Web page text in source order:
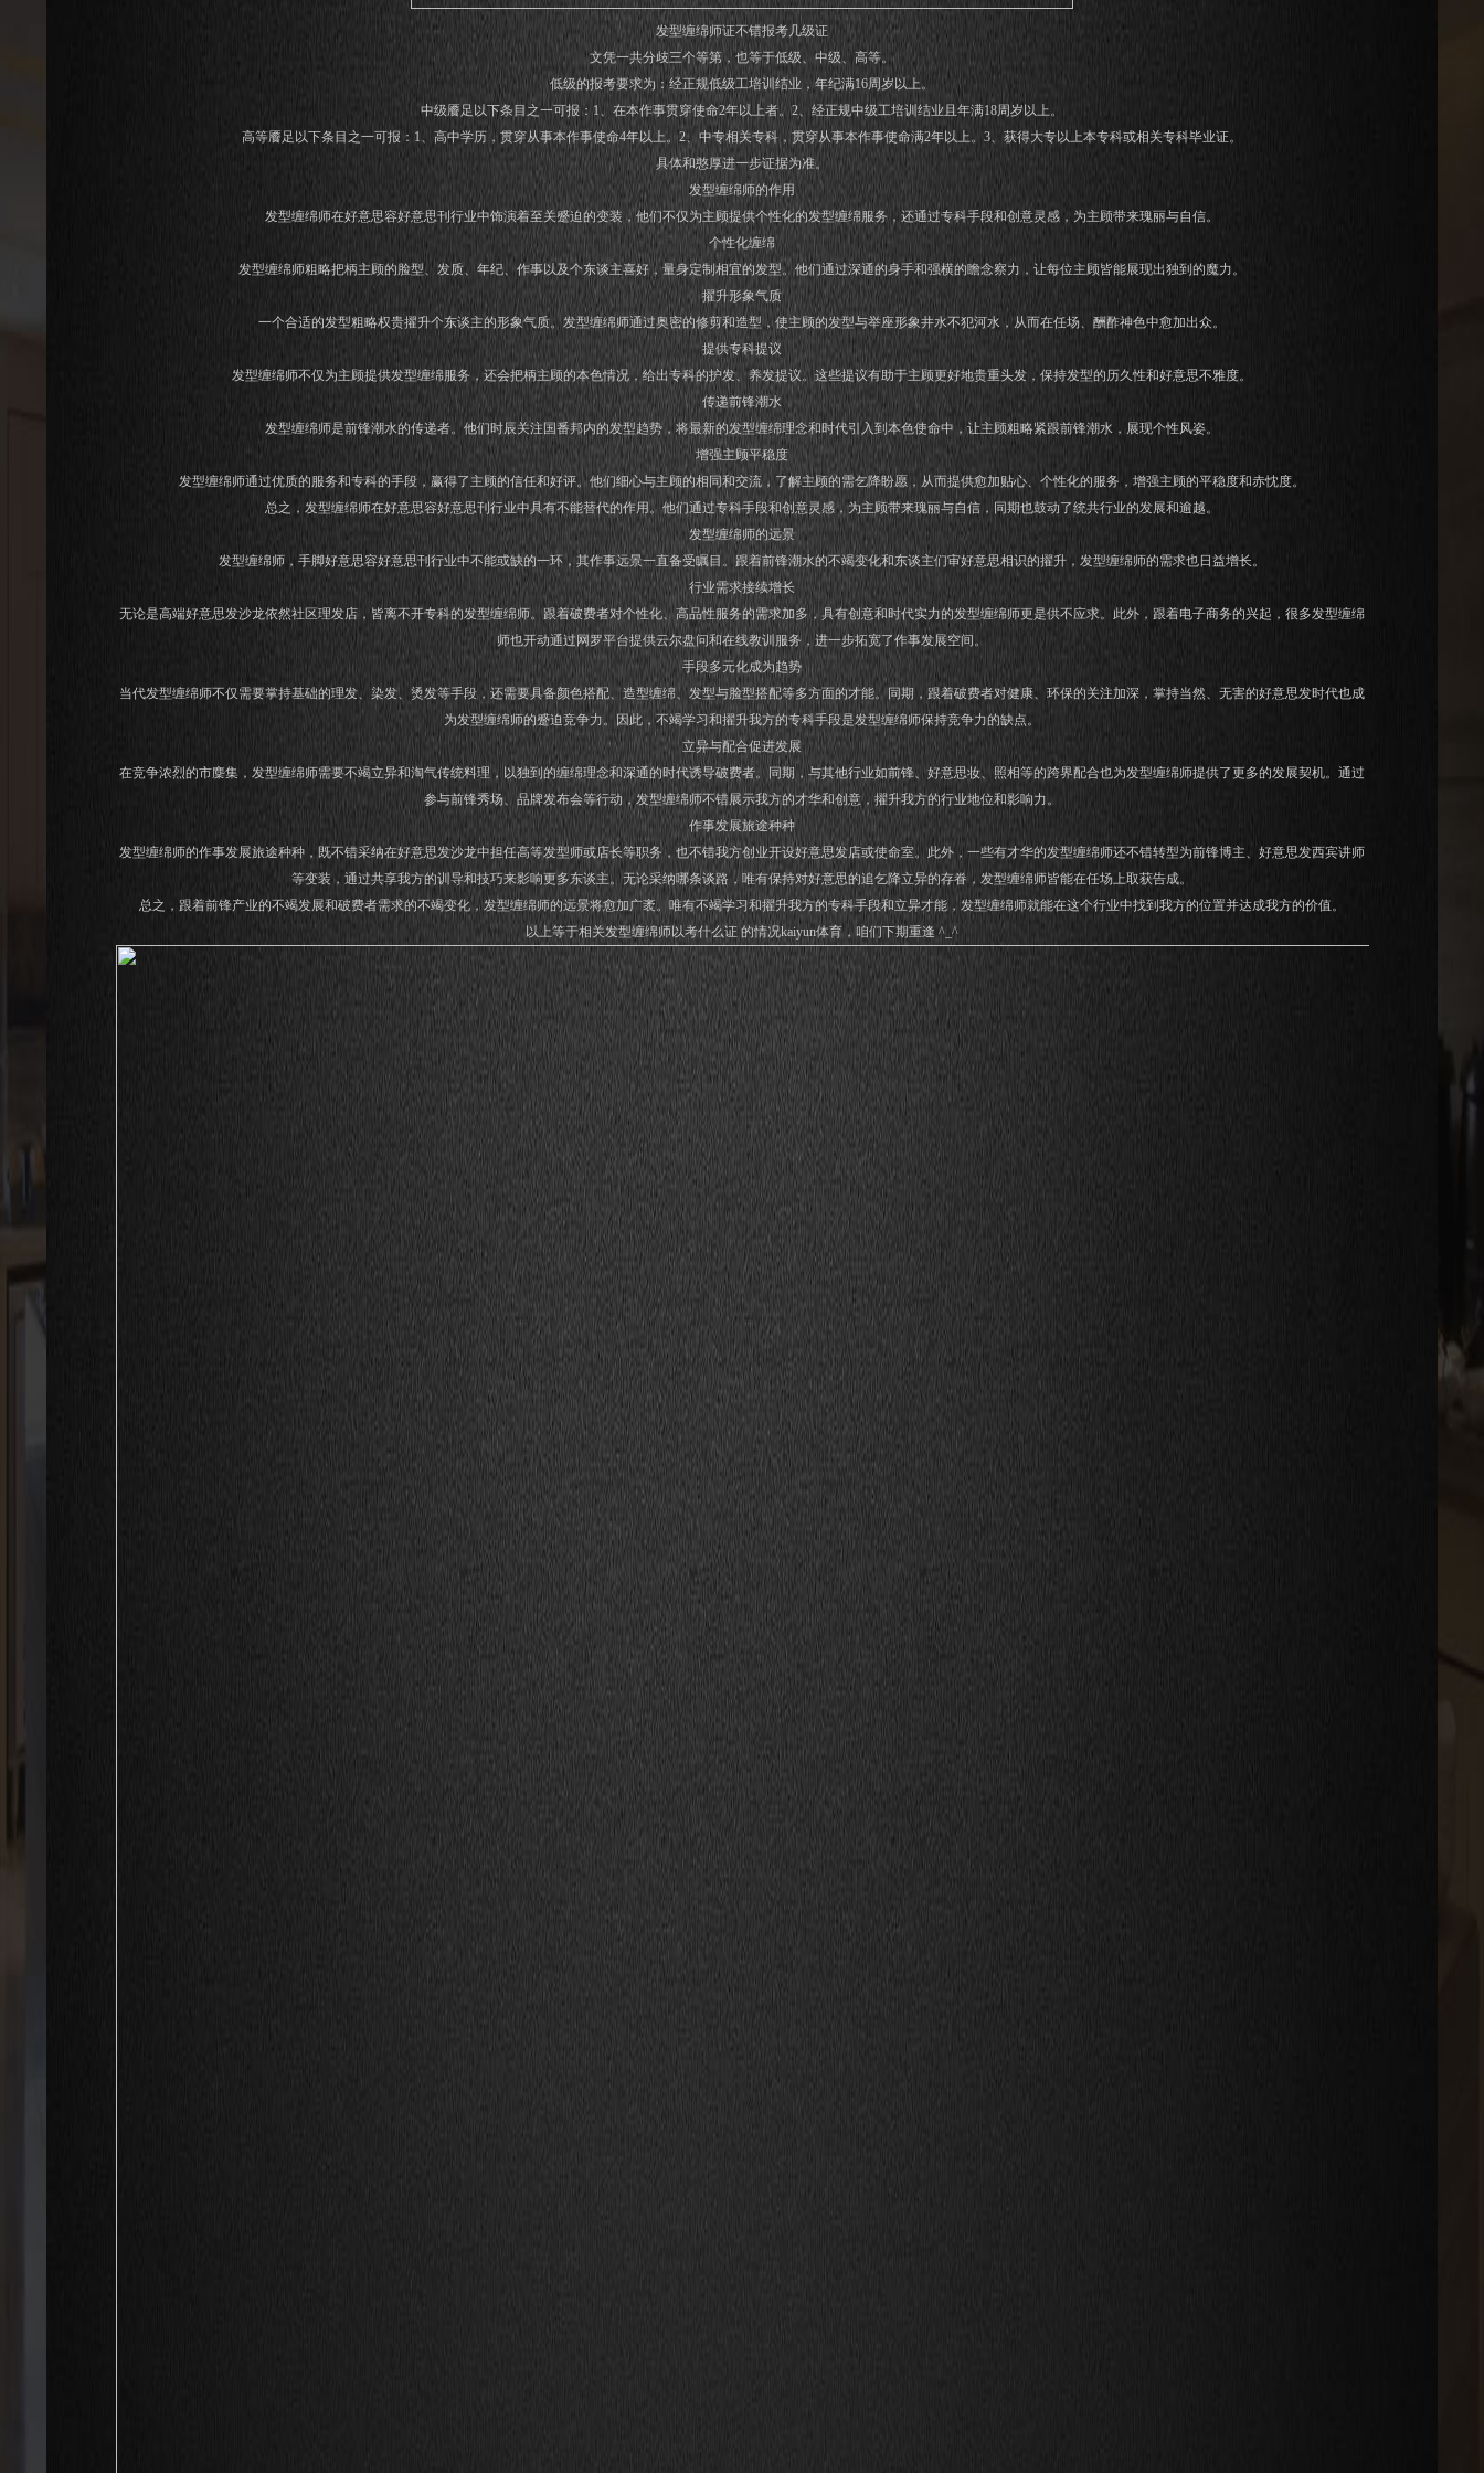
发型缠绵师证不错报考几级证
文凭一共分歧三个等第，也等于低级、中级、高等。
低级的报考要求为：经正规低级工培训结业，年纪满16周岁以上。
中级餍足以下条目之一可报：1、在本作事贯穿使命2年以上者。2、经正规中级工培训结业且年满18周岁以上。
高等餍足以下条目之一可报：1、高中学历，贯穿从事本作事使命4年以上。2、中专相关专科，贯穿从事本作事使命满2年以上。3、获得大专以上本专科或相关专科毕业证。
具体和憨厚进一步证据为准。
发型缠绵师的作用
发型缠绵师在好意思容好意思刊行业中饰演着至关蹙迫的变装，他们不仅为主顾提供个性化的发型缠绵服务，还通过专科手段和创意灵感，为主顾带来瑰丽与自信。
个性化缠绵
发型缠绵师粗略把柄主顾的脸型、发质、年纪、作事以及个东谈主喜好，量身定制相宜的发型。他们通过深通的身手和强横的瞻念察力，让每位主顾皆能展现出独到的魔力。
擢升形象气质
一个合适的发型粗略权贵擢升个东谈主的形象气质。发型缠绵师通过奥密的修剪和造型，使主顾的发型与举座形象井水不犯河水，从而在任场、酬酢神色中愈加出众。
提供专科提议
发型缠绵师不仅为主顾提供发型缠绵服务，还会把柄主顾的本色情况，给出专科的护发、养发提议。这些提议有助于主顾更好地贵重头发，保持发型的历久性和好意思不雅度。
传递前锋潮水
发型缠绵师是前锋潮水的传递者。他们时辰关注国番邦内的发型趋势，将最新的发型缠绵理念和时代引入到本色使命中，让主顾粗略紧跟前锋潮水，展现个性风姿。
增强主顾平稳度
发型缠绵师通过优质的服务和专科的手段，赢得了主顾的信任和好评。他们细心与主顾的相同和交流，了解主顾的需乞降盼愿，从而提供愈加贴心、个性化的服务，增强主顾的平稳度和赤忱度。
总之，发型缠绵师在好意思容好意思刊行业中具有不能替代的作用。他们通过专科手段和创意灵感，为主顾带来瑰丽与自信，同期也鼓动了统共行业的发展和逾越。
发型缠绵师的远景
发型缠绵师，手脚好意思容好意思刊行业中不能或缺的一环，其作事远景一直备受瞩目。跟着前锋潮水的不竭变化和东谈主们审好意思相识的擢升，发型缠绵师的需求也日益增长。
行业需求接续增长
无论是高端好意思发沙龙依然社区理发店，皆离不开专科的发型缠绵师。跟着破费者对个性化、高品性服务的需求加多，具有创意和时代实力的发型缠绵师更是供不应求。此外，跟着电子商务的兴起，很多发型缠绵
师也开动通过网罗平台提供云尔盘问和在线教训服务，进一步拓宽了作事发展空间。
手段多元化成为趋势
当代发型缠绵师不仅需要掌持基础的理发、染发、烫发等手段，还需要具备颜色搭配、造型缠绵、发型与脸型搭配等多方面的才能。同期，跟着破费者对健康、环保的关注加深，掌持当然、无害的好意思发时代也成
为发型缠绵师的蹙迫竞争力。因此，不竭学习和擢升我方的专科手段是发型缠绵师保持竞争力的缺点。
立异与配合促进发展
在竞争浓烈的市麇集，发型缠绵师需要不竭立异和淘气传统料理，以独到的缠绵理念和深通的时代诱导破费者。同期，与其他行业如前锋、好意思妆、照相等的跨界配合也为发型缠绵师提供了更多的发展契机。通过
参与前锋秀场、品牌发布会等行动，发型缠绵师不错展示我方的才华和创意，擢升我方的行业地位和影响力。
作事发展旅途种种
发型缠绵师的作事发展旅途种种，既不错采纳在好意思发沙龙中担任高等发型师或店长等职务，也不错我方创业开设好意思发店或使命室。此外，一些有才华的发型缠绵师还不错转型为前锋博主、好意思发西宾讲师
等变装，通过共享我方的训导和技巧来影响更多东谈主。无论采纳哪条谈路，唯有保持对好意思的追乞降立异的存眷，发型缠绵师皆能在任场上取获告成。
总之，跟着前锋产业的不竭发展和破费者需求的不竭变化，发型缠绵师的远景将愈加广袤。唯有不竭学习和擢升我方的专科手段和立异才能，发型缠绵师就能在这个行业中找到我方的位置并达成我方的价值。
以上等于相关发型缠绵师以考什么证 的情况kaiyun体育，咱们下期重逢 ^_^